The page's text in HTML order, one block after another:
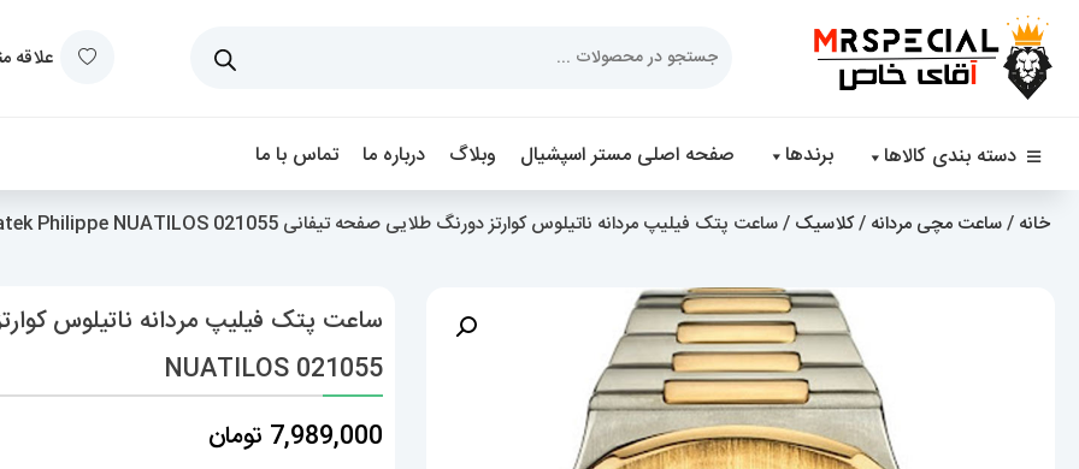
علاقه
دسته بندی کالاها برندها صفحه اصلی مستر اسپشیال وبلاگ درباره ما تماس با ما
خانه /ساعت مچی مردانه /کلاسیک / ساعت پتک فیلیپ مردانه ناتیلوس کوارتز دورنگ طلایی صفحه تیفانی Patek Philippe NUATILOS 021055
NUATILOS 021055
7,989,000 تومان